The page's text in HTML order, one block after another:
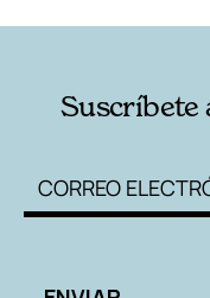
Suscríbete